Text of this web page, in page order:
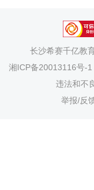
长沙希赛千亿教
湘ICP备20013116号-1
违法和不
举报/反